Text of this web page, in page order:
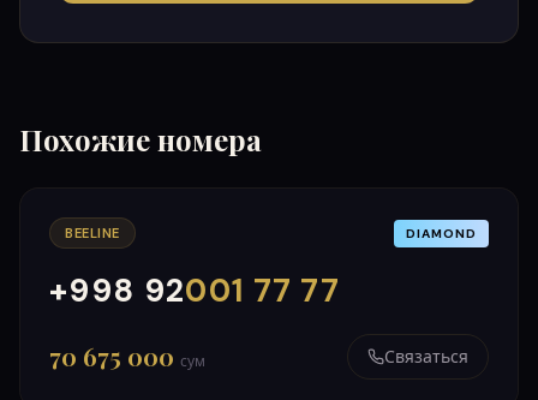
Похожие номера
BEELINE DIAMOND
+998 92001 77 77
000
999
70 675 000 сум Связаться